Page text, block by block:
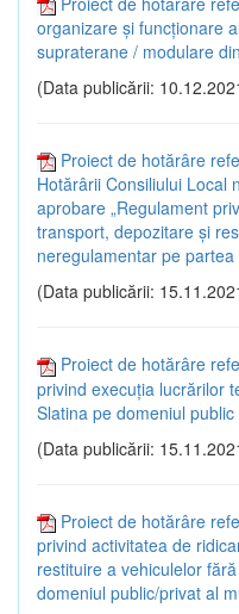
organizare și funcționare
supraterane / modulare
(Data publicării:
Proiect de hotărâre
Hotărârii Consiliului Local
aprobare „Regulament
transport, depozitare și
neregulamentar pe
(Data publicării:
Proiect de hotărâre
privind execuția lucrărilor
Slatina pe domeniul public
(Data publicării:
Proiect de hotărâre
privind activitatea de
restituire a vehiculelor
domeniul public/privat al